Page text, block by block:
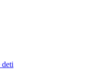
deti